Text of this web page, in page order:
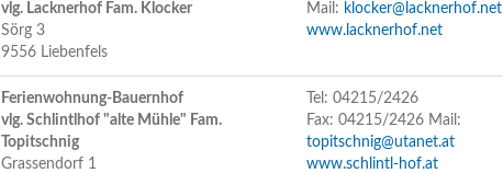
vlg. Lacknerhof Fam. Klocker
Sörg 3
9556 Liebenfels
Mail: klocker@lacknerhof.net
www.lacknerhof.net
Ferienwohnung-Bauernhof
vlg. Schlintlhof "alte Mühle" Fam.
Topitschnig
Grassendorf 1
Tel: 04215/2426
Fax: 04215/2426 Mail:
topitschnig@utanet.at
www.schlintl-hof.at